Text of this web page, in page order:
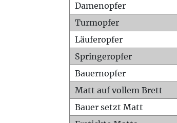
Damenopfer
Turmopfer
Läuferopfer
Springeropfer
Bauernopfer
Matt auf vollem Brett
Bauer setzt Matt